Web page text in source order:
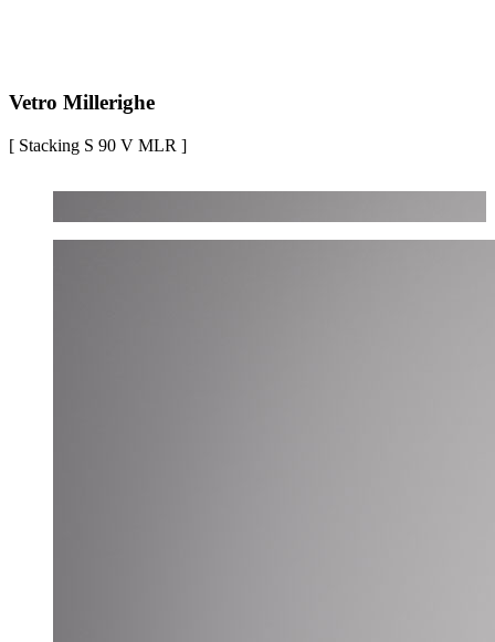
Vetro Millerighe
[ Stacking S 90 V MLR ]